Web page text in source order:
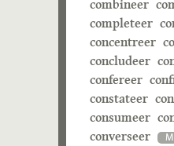
combineer
completeer
concentreer
concludeer
confereer
constateer
consumeer
converseer